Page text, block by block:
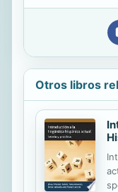
Otros libros